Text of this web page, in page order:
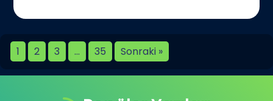
1 2 3 … 35 Sonraki »